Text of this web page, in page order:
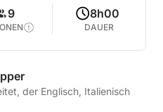
9 8h00
DAUER
der Englisch, Italienisch